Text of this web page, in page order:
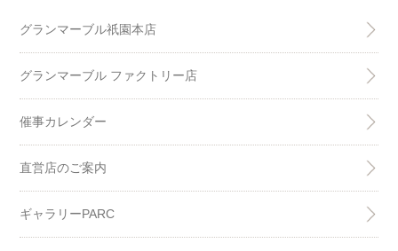
グランマーブル祇園本店
グランマーブル ファクトリー店
催事カレンダー
直営店のご案内
ギャラリーPARC